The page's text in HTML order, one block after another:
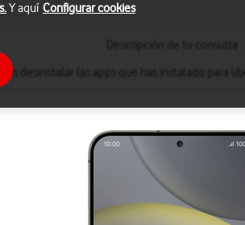
desinstalar las apps que has instalado para
Y aquí Configurar cookies